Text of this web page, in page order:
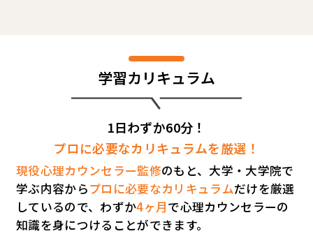
学習カリキュラム
1日わずか60分！
プロに必要なカリキュラムを厳選！
現役心理カウンセラー監修のもと、大学・大学院で
学ぶ内容からプロに必要なカリキュラムだけを厳選
しているので、わずか4ヶ月で心理カウンセラーの
知識を身につけることができます。